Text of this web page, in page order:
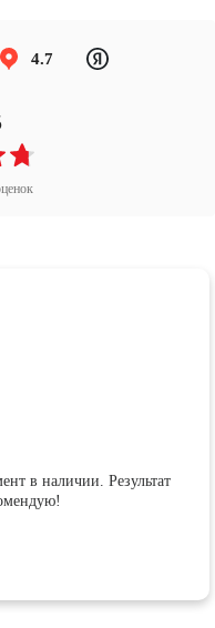
4.7
в наличии. Результат